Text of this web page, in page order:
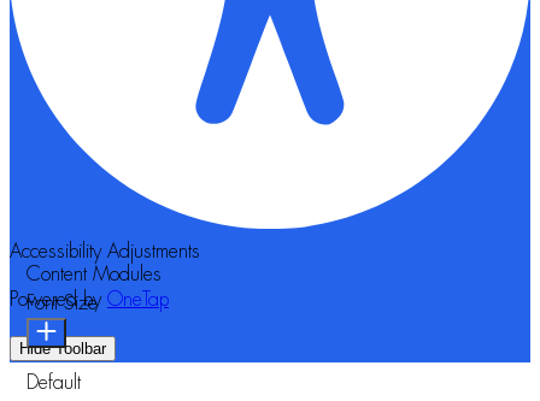
Accessibility Adjustments
Powered by OneTap
Hide Toolbar
Content Modules
Font Size
Default